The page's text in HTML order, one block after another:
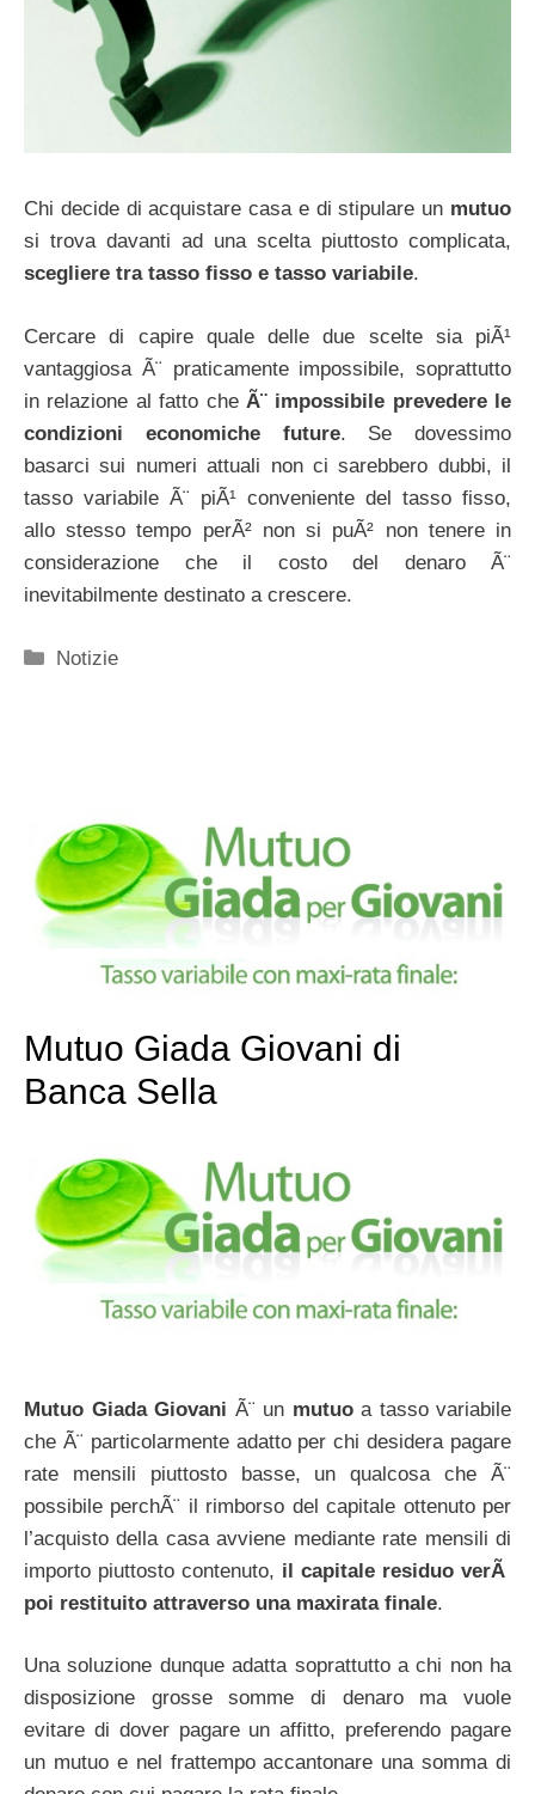
Chi decide di acquistare casa e di stipulare un mutuo
si trova davanti ad una scelta piuttosto complicata,
scegliere tra tasso fisso e tasso variabile.
Cercare di capire quale delle due scelte sia piÃ¹
vantaggiosa Ã¨ praticamente impossibile, soprattutto
in relazione al fatto che Ã¨ impossibile prevedere le
condizioni economiche future. Se dovessimo
basarci sui numeri attuali non ci sarebbero dubbi, il
tasso variabile Ã¨ piÃ¹ conveniente del tasso fisso,
allo stesso tempo perÃ² non si puÃ² non tenere in
considerazione che il costo del denaro Ã¨
inevitabilmente destinato a crescere.
Categorie
Notizie
Mutuo Giada Giovani di
Banca Sella
Mutuo Giada Giovani Ã¨ un mutuoa tasso variabile
che Ã¨ particolarmente adatto per chi desidera pagare
rate mensili piuttosto basse, un qualcosa che Ã¨
possibile perchÃ¨ il rimborso del capitale ottenuto per
l’acquisto della casa avviene mediante rate mensili di
importo piuttosto contenuto, il capitale residuo verÃ
poi restituito attraverso una maxirata finale.
Una soluzione dunque adatta soprattutto a chi non ha
disposizione grosse somme di denaro ma vuole
evitare di dover pagare un affitto, preferendo pagare
un mutuo e nel frattempo accantonare una somma di